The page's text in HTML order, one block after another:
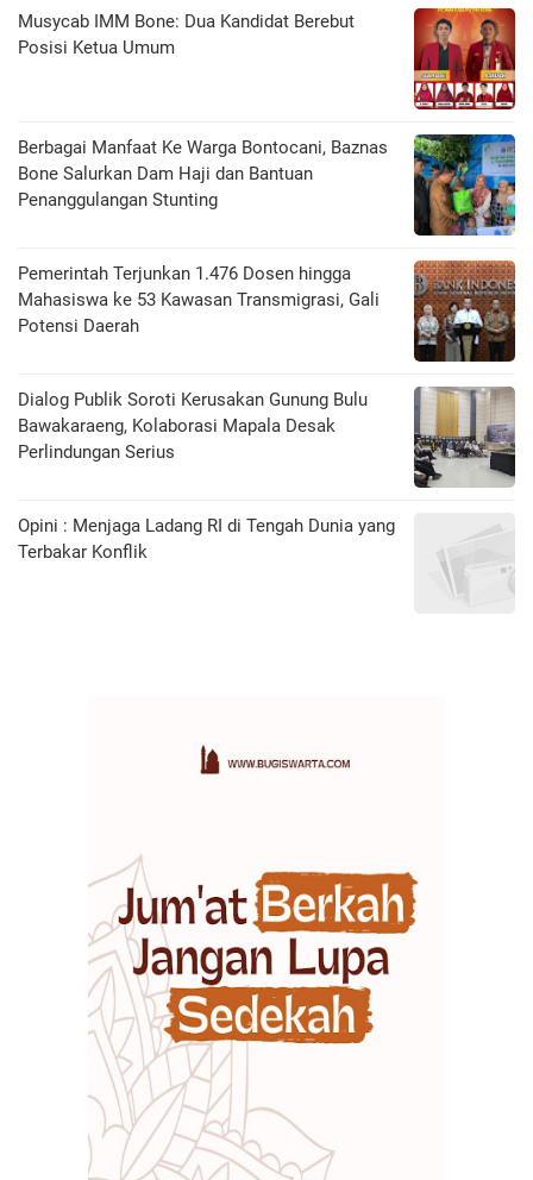
Musycab IMM Bone: Dua Kandidat Berebut
Posisi Ketua Umum
Berbagai Manfaat Ke Warga Bontocani, Baznas
Bone Salurkan Dam Haji dan Bantuan
Penanggulangan Stunting
Pemerintah Terjunkan 1.476 Dosen hingga
Mahasiswa ke 53 Kawasan Transmigrasi, Gali
Potensi Daerah
Dialog Publik Soroti Kerusakan Gunung Bulu
Bawakaraeng, Kolaborasi Mapala Desak
Perlindungan Serius
Opini : Menjaga Ladang RI di Tengah Dunia yang
Terbakar Konflik